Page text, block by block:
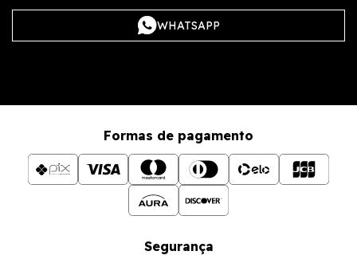
WHATSAPP
Formas de pagamento
Segurança